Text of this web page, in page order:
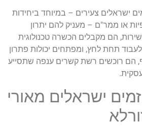
ישראלים צעירים – במיוחד ביחידות
כמו 8200, תלפיות או ממר"ם – מעניק להם יתרון
הם מקבלים הכשרה טכנולוגית
תחת לחץ, ומפתחים יכולות פתרון
הם רוכשים רשת קשרים ענפה שתסייע
ישראלים מאורי